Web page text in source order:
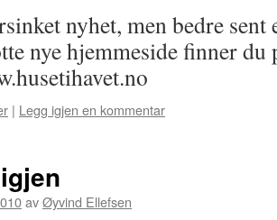
nyhet, men bedre
nye hjemmeside finner du
| Legg igjen en kommentar
avØyvind Ellefsen